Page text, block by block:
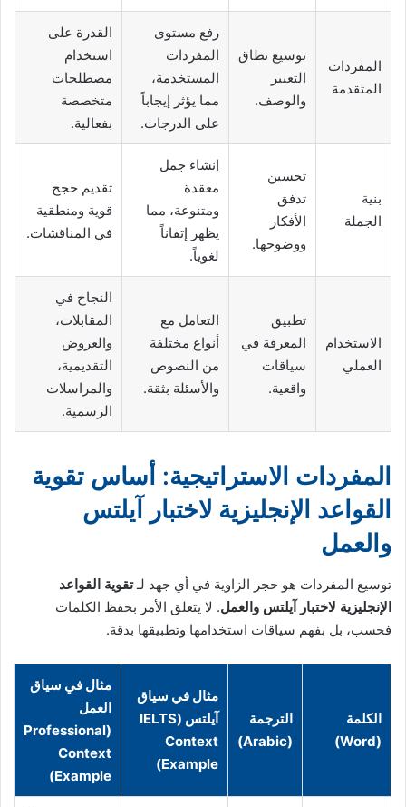
المفردات
المتقدمة
توسيع نطاق
التعبير
والوصف.
رفع مستوى
المفردات
المستخدمة،
مما يؤثر إيجاباً
على الدرجات.
القدرة على
استخدام
مصطلحات
متخصصة
بفعالية.
بنية
الجملة
تحسين
تدفق
الأفكار
ووضوحها.
إنشاء جمل
معقدة
ومتنوعة، مما
يظهر إتقاناً
لغوياً.
تقديم حجج
قوية ومنطقية
في المناقشات.
الاستخدام
العملي
تطبيق
المعرفة في
سياقات
واقعية.
التعامل مع
أنواع مختلفة
من النصوص
والأسئلة بثقة.
النجاح في
المقابلات،
والعروض
التقديمية،
والمراسلات
الرسمية.
المفردات الاستراتيجية: أساس تقوية
القواعد الإنجليزية لاختبار آيلتس
والعمل
توسيع المفردات هو حجر الزاوية في أي جهد لـتقوية القواعد
الإنجليزية لاختبار آيلتس والعمل. لا يتعلق الأمر بحفظ الكلمات
فحسب، بل بفهم سياقات استخدامها وتطبيقها بدقة.
الكلمة
(Word)
الترجمة
(Arabic)
مثال في سياق
آيلتس (IELTS
Context
Example)
مثال في سياق
العمل
(Professional
Context
Example)